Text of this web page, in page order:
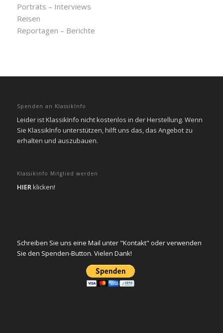
Porträts – Interviews
Reisen
Reportagen – Berichte
Spenden an KlassikInfo
Leider ist KlassikInfo nicht kostenlos in der Herstellung. Wenn
Sie KlassikInfo unterstützen, hilft uns das, das Angebot zu
erhalten und auszubauen.
Klassikinfo Mitglied werden
HIERklicken!
Schreiben Sie uns eine Mail unter "Kontakt" oder verwenden
Sie den Spenden-Button. Vielen Dank!